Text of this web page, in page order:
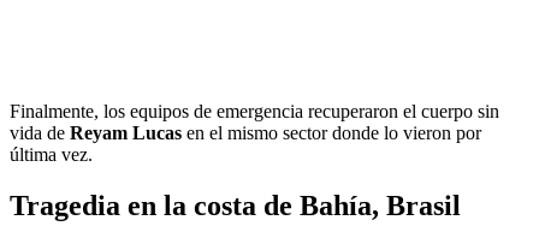
Finalmente, los equipos de emergencia recuperaron el cuerpo sin
vida de Reyam Lucas en el mismo sector donde lo vieron por
última vez.
Tragedia en la costa de Bahía, Brasil